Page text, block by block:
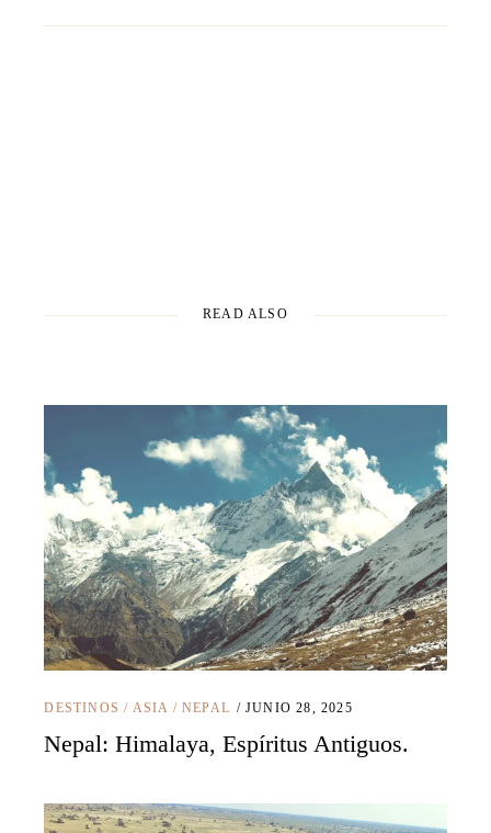
READ ALSO
DESTINOS / ASIA / NEPAL JUNIO 28, 2025
Nepal: Himalaya, Espíritus Antiguos.